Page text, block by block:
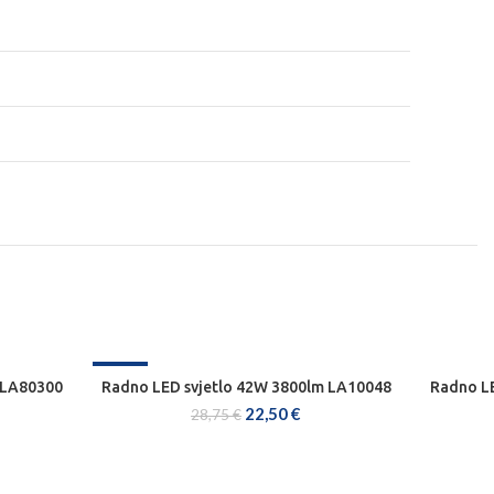
DODAJ U KOŠARICU
Radno LED svjetlo 42W 3800lm LA10048
28,75€ 22,50€
Radno